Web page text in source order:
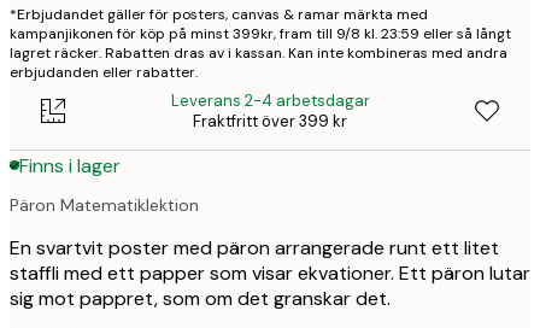
*Erbjudandet gäller för posters, canvas & ramar märkta med
kampanjikonen för köp på minst 399kr, fram till 9/8 kl. 23:59 eller så långt
lagret räcker. Rabatten dras av i kassan. Kan inte kombineras med andra
erbjudanden eller rabatter.
Leverans 2-4 arbetsdagar
Fraktfritt över 399 kr
Finns i lager
Päron Matematiklektion
En svartvit poster med päron arrangerade runt ett litet
staffli med ett papper som visar ekvationer. Ett päron lutar
sig mot pappret, som om det granskar det.